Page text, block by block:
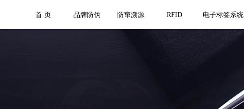
首 页
品牌防伪 防窜溯源 RFID 电子标签系统